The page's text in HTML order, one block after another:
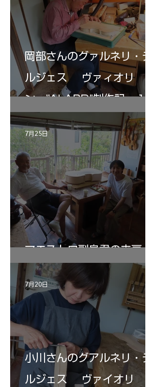
岡部さんのグァルネリ・デ
ルジェス ヴァィオリ
ン ”ALARD"制作記 １2
マエストロ副島君の来房
7月25日
小川さんのグアルネリ・デ
ルジェス ヴァイオリ
7月20日